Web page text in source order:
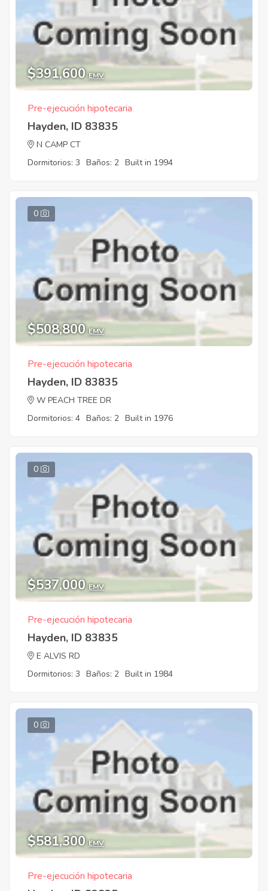
$391,600 EMV
Pre-ejecución hipotecaria
Hayden, ID 83835
N CAMP CT
Dormitorios: 3 Baños: 2 Built in 1994
0
$508,800 EMV
Pre-ejecución hipotecaria
Hayden, ID 83835
W PEACH TREE DR
Dormitorios: 4 Baños: 2 Built in 1976
0
$537,000 EMV
Pre-ejecución hipotecaria
Hayden, ID 83835
E ALVIS RD
Dormitorios: 3 Baños: 2 Built in 1984
0
$581,300 EMV
Pre-ejecución hipotecaria